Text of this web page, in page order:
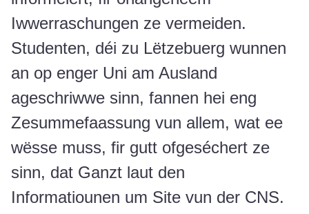
Iwwerraschungen ze vermeiden.
Studenten, déi zu Lëtzebuerg wunnen
an op enger Uni am Ausland
ageschriwwe sinn, fannen hei eng
Zesummefaassung vun allem, wat ee
wësse muss, fir gutt ofgeséchert ze
sinn, dat Ganzt laut den
Informatiounen um Site vun der CNS.